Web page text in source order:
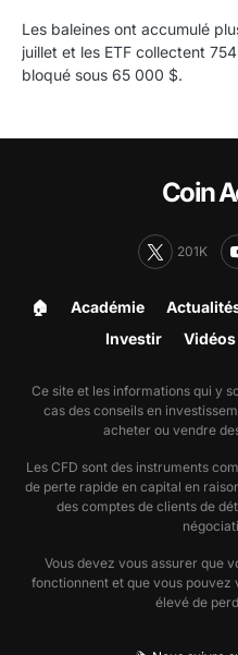
Les baleines ont accumulé
juillet et les ETF collectent
bloqué sous 65 000 $.
Coin
201K
🏠︎ Académie
Investir Vidéos
Ce site et les informations qui y
cas des conseils en
acheter ou vendre
Les CFD sont des instruments
de perte rapide en capital en
des comptes de clients de
Vous devez vous assurer que
fonctionnent et que vous
élevé de